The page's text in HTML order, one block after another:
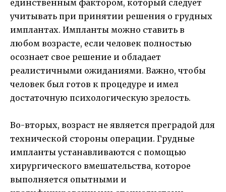
единственным фактором, который следует
учитывать при принятии решения о грудных
имплантах. Импланты можно ставить в
любом возрасте, если человек полностью
осознает свое решение и обладает
реалистичными ожиданиями. Важно, чтобы
человек был готов к процедуре и имел
достаточную психологическую зрелость.
Во-вторых, возраст не является преградой для
технической стороны операции. Грудные
импланты устанавливаются с помощью
хирургического вмешательства, которое
выполняется опытными и